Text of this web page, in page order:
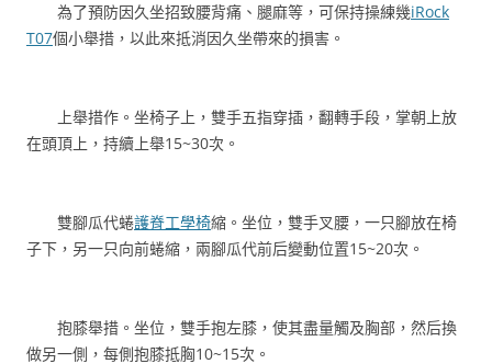
為了預防因久坐招致腰背痛、腿麻等，可保持操練幾iRock
T07個小舉措，以此來抵消因久坐帶來的損害。
上舉措作。坐椅子上，雙手五指穿插，翻轉手段，掌朝上放
在頭頂上，持續上舉15~30次。
雙腳瓜代蜷護脊工學椅縮。坐位，雙手叉腰，一只腳放在椅
子下，另一只向前蜷縮，兩腳瓜代前后變動位置15~20次。
抱膝舉措。坐位，雙手抱左膝，使其盡量觸及胸部，然后換
做另一側，每側抱膝抵胸10~15次。